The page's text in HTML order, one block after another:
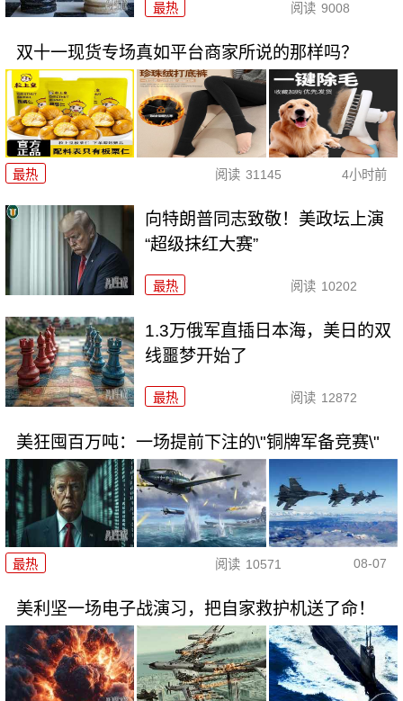
最热 阅读 9008
双十一现货专场真如平台商家所说的那样吗？
最热 阅读 31145 4小时前
向特朗普同志致敬！美政坛上演
“超级抹红大赛”
最热 阅读 10202
1.3万俄军直插日本海，美日的双
线噩梦开始了
最热 阅读 12872
美狂囤百万吨：一场提前下注的\"铜牌军备竞赛\"
最热 阅读 10571 08-07
美利坚一场电子战演习，把自家救护机送了命！